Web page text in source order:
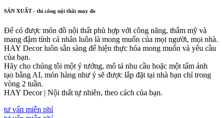
SẢN XUẤT - thi công nội thất may đo
Để có được món đồ nội thất phù hợp với công năng, thẩm mỹ và
mang đậm tính cá nhân luôn là mong muốn của mọi người, mọi nhà.
HAY Decor luôn sẵn sàng để hiện thực hóa mong muốn và yêu cầu
của bạn.
Hãy cho chúng tôi một ý tưởng, mô tả nhu cầu hoặc một tấm ảnh
tạo bằng AI, món hàng như ý sẽ được lắp đặt tại nhà bạn chỉ trong
vòng 2 tuần.
HAY Decor | Nội thất tự nhiên, theo cách của bạn.
tư vấn miễn phí